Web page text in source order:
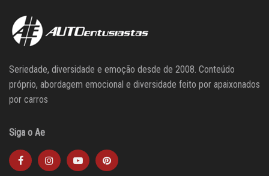
Seriedade, diversidade e emoção desde de 2008. Conteúdo
próprio, abordagem emocional e diversidade feito por apaixonados
por carros
Siga o Ae